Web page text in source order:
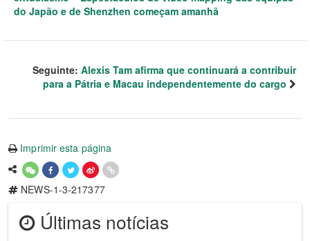
do Japão e de Shenzhen começam amanhã
Seguinte: Alexis Tam afirma que continuará a contribuir
para a Pátria e Macau independentemente do cargo
Imprimir esta página
NEWS-1-3-217377
Últimas notícias